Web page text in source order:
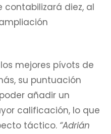
diez, al
mejores pívots de
su puntuación
añadir un
calificación, lo que
táctico. “Adrián